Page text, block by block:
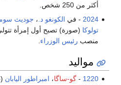
أكثر من 250 شخص.
2024 - في الكونغو د. ، جوديث
تولوكا (صورة) تصبح أول إمرأة
منصب رئيس الوزراء
مواليد
1220
-گو-ساگا، امبراطور اليابان